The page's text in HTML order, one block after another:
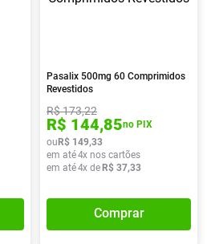
Pasalix 500mg 60 Comprimidos
Revestidos
R$173,22
R$ 144,85no PIX
ouR$ 149,33
em até4x nos cartões
em até4x deR$ 37,33
Comprar